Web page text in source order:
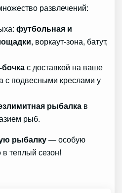
развлечений:
футбольная и
, воркаут-зона, батут,
бочка с доставкой на ваше
с подвесными креслами у
рыбалка в
рыб.
рыбалку — особую
теплый сезон!